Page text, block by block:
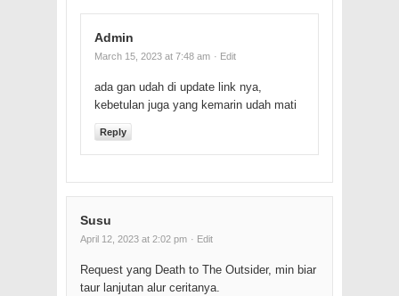
Admin
March 15, 2023 at 7:48 am · Edit
ada gan udah di update link nya,
kebetulan juga yang kemarin udah mati
Reply
Susu
April 12, 2023 at 2:02 pm · Edit
Request yang Death to The Outsider, min biar
taur lanjutan alur ceritanya.